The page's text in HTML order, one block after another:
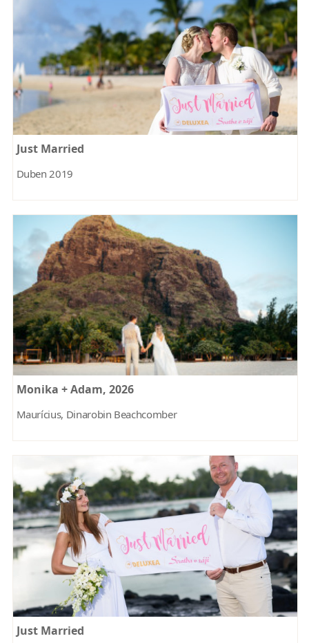
Just Married
Duben 2019
Monika + Adam, 2026
Maurícius, Dinarobin Beachcomber
Just Married